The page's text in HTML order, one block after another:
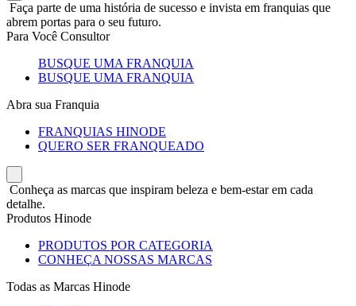
Faça parte de uma história de sucesso e invista em franquias que
abrem portas para o seu futuro.
Para Você Consultor
BUSQUE UMA FRANQUIA
BUSQUE UMA FRANQUIA
Abra sua Franquia
FRANQUIAS HINODE
QUERO SER FRANQUEADO
Conheça as marcas que inspiram beleza e bem-estar em cada
detalhe.
Produtos Hinode
PRODUTOS POR CATEGORIA
CONHEÇA NOSSAS MARCAS
Todas as Marcas Hinode